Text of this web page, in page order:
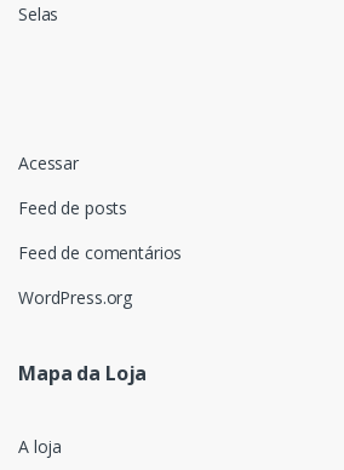
Selas
Acessar
Feed de posts
Feed de comentários
WordPress.org
Mapa da Loja
A loja